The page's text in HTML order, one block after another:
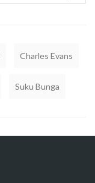
Charles Evans
Suku Bunga